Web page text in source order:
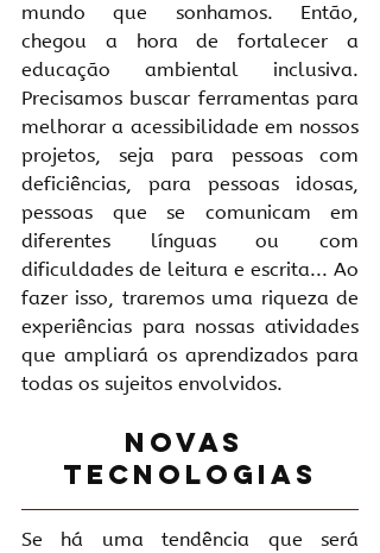
mundo que sonhamos. Então,
chegou a hora de fortalecer a
educação ambiental inclusiva.
Precisamos buscar ferramentas para
melhorar a acessibilidade em nossos
projetos, seja para pessoas com
deficiências, para pessoas idosas,
pessoas que se comunicam em
diferentes línguas ou com
dificuldades de leitura e escrita... Ao
fazer isso, traremos uma riqueza de
experiências para nossas atividades
que ampliará os aprendizados para
todas os sujeitos envolvidos.
Novas
tecnologias
Se há uma tendência que será